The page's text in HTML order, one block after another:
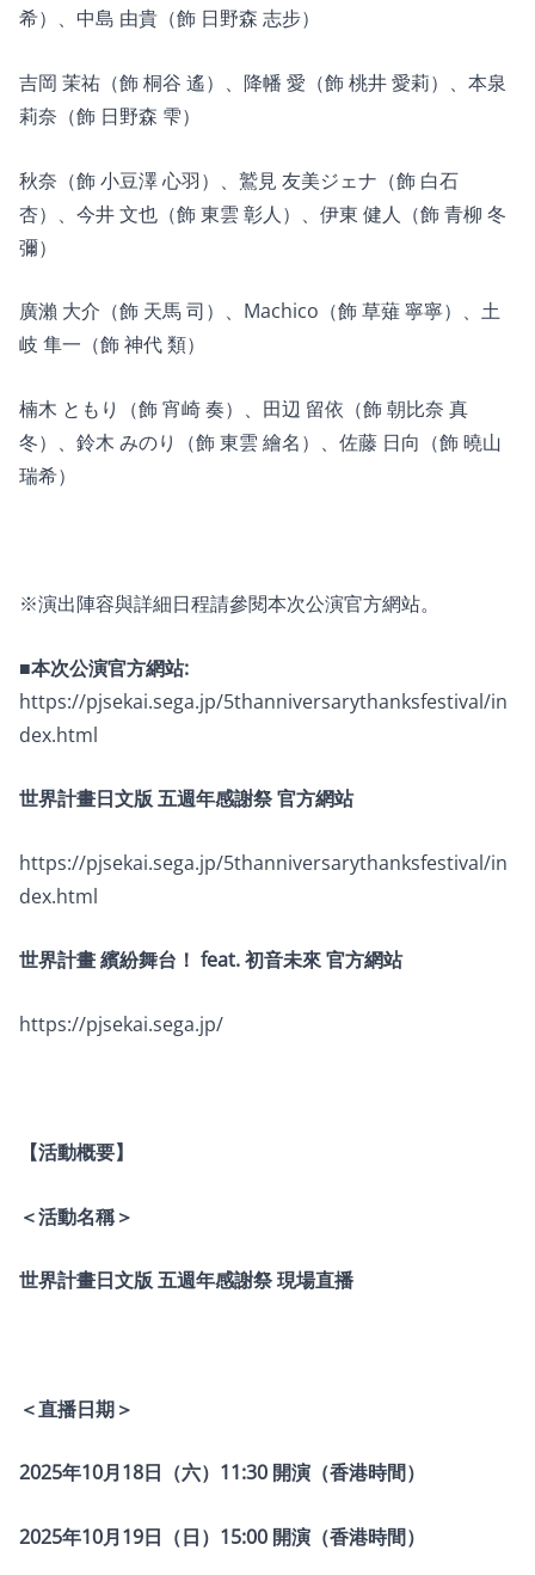
希）、中島 由貴（飾 日野森 志步）
吉岡 茉祐（飾 桐谷 遙）、降幡 愛（飾 桃井 愛莉）、本泉
莉奈（飾 日野森 雫）
秋奈（飾 小豆澤 心羽）、鷲見 友美ジェナ（飾 白石
杏）、今井 文也（飾 東雲 彰人）、伊東 健人（飾 青柳 冬
彌）
廣瀨 大介（飾 天馬 司）、Machico（飾 草薙 寧寧）、土
岐 隼一（飾 神代 類）
楠木 ともり（飾 宵崎 奏）、田辺 留依（飾 朝比奈 真
冬）、鈴木 みのり（飾 東雲 繪名）、佐藤 日向（飾 曉山
瑞希）
※演出陣容與詳細日程請參閱本次公演官方網站。
■本次公演官方網站:
https://pjsekai.sega.jp/5thanniversarythanksfestival/in
dex.html
世界計畫日文版 五週年感謝祭 官方網站
https://pjsekai.sega.jp/5thanniversarythanksfestival/in
dex.html
世界計畫 繽紛舞台！ feat. 初音未來 官方網站
https://pjsekai.sega.jp/
【活動概要】
＜活動名稱＞
世界計畫日文版 五週年感謝祭 現場直播
＜直播日期＞
2025年10月18日（六）11:30 開演（香港時間）
2025年10月19日（日）15:00 開演（香港時間）